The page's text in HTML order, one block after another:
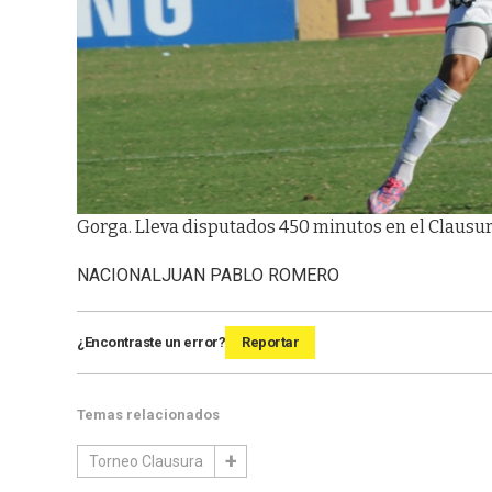
Gorga. Lleva disputados 450 minutos en el
NACIONALJUAN PABLO ROMERO
¿Encontraste un error? Reportar
Temas relacionados
Torneo Clausura